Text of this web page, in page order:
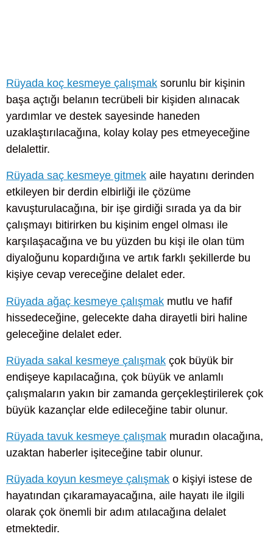
Rüyada koç kesmeye çalışmak sorunlu bir kişinin
başa açtığı belanın tecrübeli bir kişiden alınacak
yardımlar ve destek sayesinde haneden
uzaklaştırılacağına, kolay kolay pes etmeyeceğine
delalettir.
Rüyada saç kesmeye gitmek aile hayatını derinden
etkileyen bir derdin elbirliği ile çözüme
kavuşturulacağına, bir işe girdiği sırada ya da bir
çalışmayı bitirirken bu kişinim engel olması ile
karşılaşacağına ve bu yüzden bu kişi ile olan tüm
diyaloğunu kopardığına ve artık farklı şekillerde bu
kişiye cevap vereceğine delalet eder.
Rüyada ağaç kesmeye çalışmak mutlu ve hafif
hissedeceğine, gelecekte daha dirayetli biri haline
geleceğine delalet eder.
Rüyada sakal kesmeye çalışmak çok büyük bir
endişeye kapılacağına, çok büyük ve anlamlı
çalışmaların yakın bir zamanda gerçekleştirilerek çok
büyük kazançlar elde edileceğine tabir olunur.
Rüyada tavuk kesmeye çalışmak muradın olacağına,
uzaktan haberler işiteceğine tabir olunur.
Rüyada koyun kesmeye çalışmak o kişiyi istese de
hayatından çıkaramayacağına, aile hayatı ile ilgili
olarak çok önemli bir adım atılacağına delalet
etmektedir.